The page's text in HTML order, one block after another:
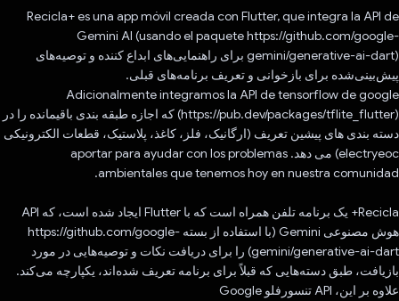
Recicla+ es una app móvil creada con Flutter, que integra la API de
Gemini AI (usando el paquete https://github.com/google-
gemini/generative-ai-dart) برای راهنمایی‌های ابداع کننده و توصیه‌های
پیش‌بینی‌شده برای بازخوانی و تعریف برنامه‌های قبلی.
Adicionalmente integramos la API de tensorflow de google
(https://pub.dev/packages/tflite_flutter) که اجازه طبقه بندی باقیمانده را در
دسته بندی های پیشین تعریف (ارگانیک، فلز، کاغذ، پلاستیک، قطعات الکترونیکی
electryeoc) می دهد. aportar para ayudar con los problemas
ambientales que tenemos hoy en nuestra comunidad.
Recicla+ یک برنامه تلفن همراه است که با Flutter ایجاد شده است، که API
هوش مصنوعی Gemini (با استفاده از بسته https://github.com/google-
gemini/generative-ai-dart) را برای دریافت نکات و توصیه‌هایی در مورد
بازیافت، طبق دسته‌هایی که قبلاً برای برنامه تعریف شده‌اند، یکپارچه می‌کند.
علاوه بر این، API تنسورفلو Google